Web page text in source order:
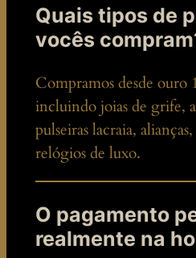
Quais tipos de
vocês
Compramos desde ouro
incluindo joias de grife,
pulseiras lacraia,
relógios de luxo.
O pagamento
realmente na